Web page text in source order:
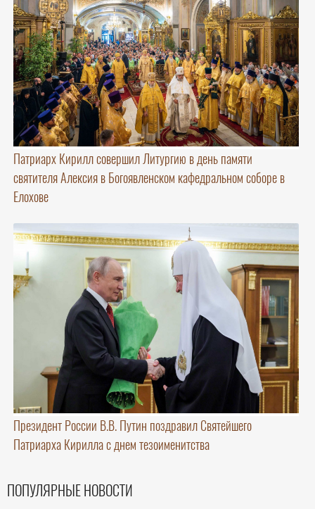
Патриарх Кирилл совершил Литургию в день памяти
святителя Алексия в Богоявленском кафедральном соборе в
Елохове
Президент России В.В. Путин поздравил Святейшего
Патриарха Кирилла с днем тезоименитства
ПОПУЛЯРНЫЕ НОВОСТИ